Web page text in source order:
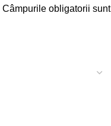
Câmpurile obligatorii sunt